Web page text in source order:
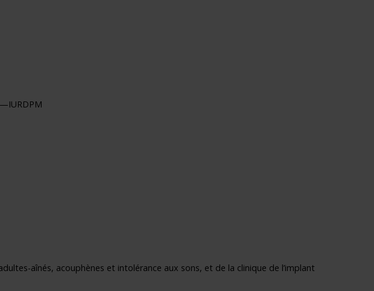
aînés, acouphènes et intolérance aux sons, et de la clinique de l’implant